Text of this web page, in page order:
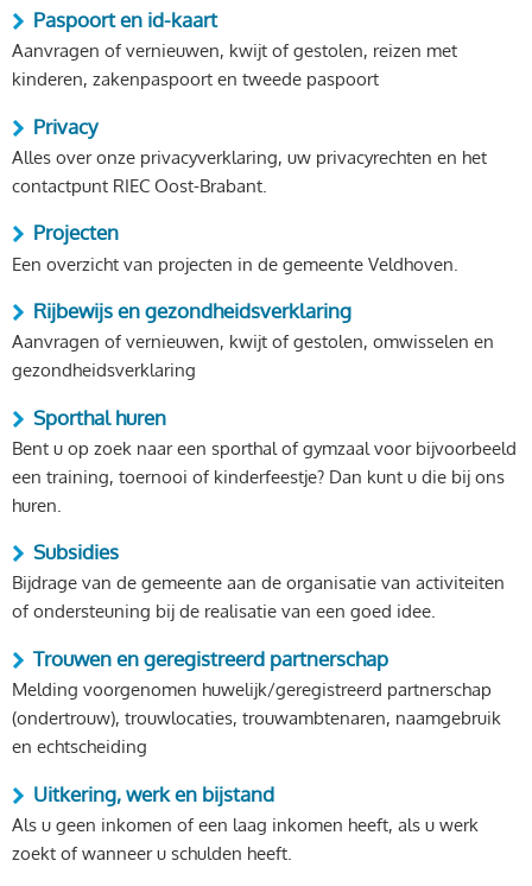
Paspoort en id-kaart
Aanvragen of vernieuwen, kwijt of gestolen, reizen met
kinderen, zakenpaspoort en tweede paspoort
Privacy
Alles over onze privacyverklaring, uw privacyrechten en het
contactpunt RIEC Oost-Brabant.
Projecten
Een overzicht van projecten in de gemeente Veldhoven.
Rijbewijs en gezondheidsverklaring
Aanvragen of vernieuwen, kwijt of gestolen, omwisselen en
gezondheidsverklaring
Sporthal huren
Bent u op zoek naar een sporthal of gymzaal voor bijvoorbeeld
een training, toernooi of kinderfeestje? Dan kunt u die bij ons
huren.
Subsidies
Bijdrage van de gemeente aan de organisatie van activiteiten
of ondersteuning bij de realisatie van een goed idee.
Trouwen en geregistreerd partnerschap
Melding voorgenomen huwelijk/geregistreerd partnerschap
(ondertrouw), trouwlocaties, trouwambtenaren, naamgebruik
en echtscheiding
Uitkering, werk en bijstand
Als u geen inkomen of een laag inkomen heeft, als u werk
zoekt of wanneer u schulden heeft.